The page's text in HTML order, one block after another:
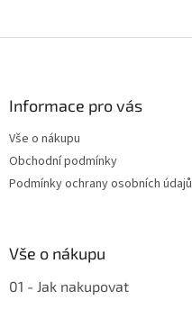
Informace pro vás
Vše o nákupu
Obchodní podmínky
Podmínky ochrany osobních údajů
Vše o nákupu
01 - Jak nakupovat